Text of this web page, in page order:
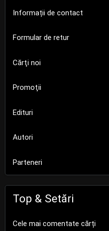
Informații de contact
Formular de retur
Cărţi noi
Promoţii
Edituri
Autori
Parteneri
Top & Setări
Cele mai comentate cărți